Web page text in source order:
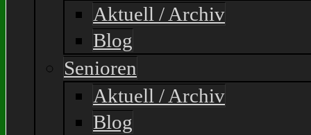
Aktuell / Archiv
Blog
Senioren
Aktuell / Archiv
Blog